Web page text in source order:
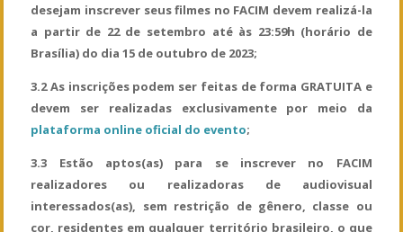
desejam inscrever seus filmes no FACIM devem realizá-la
a partir de 22 de setembro até às 23:59h (horário de
Brasília) do dia 15 de outubro de 2023;
3.2 As inscrições podem ser feitas de forma GRATUITA e
devem ser realizadas exclusivamente por meio da
plataforma online oficial do evento;
3.3 Estão aptos(as) para se inscrever no FACIM
realizadores ou realizadoras de audiovisual
interessados(as), sem restrição de gênero, classe ou
cor, residentes em qualquer território brasileiro, o que